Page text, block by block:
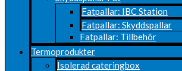
Fatpallar: IBC Station
Fatpallar: Skyddspallar
Fatpallar: Tillbehör
Termoprodukter
Isolerad cateringbox